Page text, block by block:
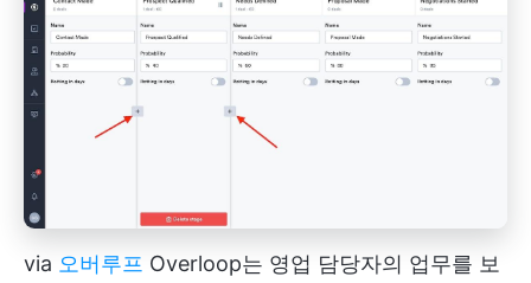
via 오버루프 Overloop는 영업 담당자의 업무를 보